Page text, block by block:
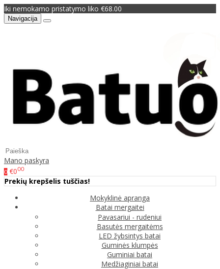
Iki nemokamo pristatymo liko €68.00
Navigacija
Mano paskyra
0 €000
Prekių krepšelis tuščias!
Mokyklinė apranga
Batai mergaitei
Pavasariui - rudeniui
Basutės mergaitėms
LED žybsintys batai
Guminės klumpės
Guminiai batai
Medžiaginiai batai